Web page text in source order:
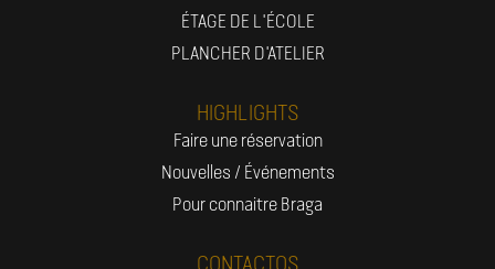
ÉTAGE DE L'ÉCOLE
PLANCHER D'ATELIER
HIGHLIGHTS
Faire une réservation
Nouvelles / Événements
Pour connaitre Braga